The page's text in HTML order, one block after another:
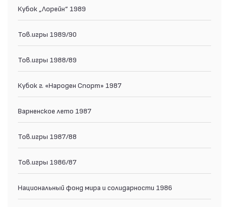
Кубок „Лорейн“ 1989
Тов.игры 1989/90
Тов.игры 1988/89
Кубок г. «Народен Спорт» 1987
Варненское лето 1987
Тов.игры 1987/88
Тов.игры 1986/87
Национальный фонд мира и солидарности 1986